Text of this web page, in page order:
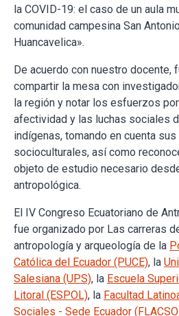
la COVID-19: el caso de un aula
comunidad campesina San
Huancavelica».
De acuerdo con nuestro docente,
compartir la mesa con
la región y notar los esfuerzos
afectividad y las luchas sociales
indígenas, tomando en cuenta
socioculturales, así como
objeto de estudio necesario
antropológica.
El IV Congreso Ecuatoriano de
fue organizado por Las carreras
antropología y arqueología de la
Católica del Ecuador (PUCE), la
Salesiana (UPS), la Escuela
Litoral (ESPOL), la Facultad
Sociales - Sede Ecuador